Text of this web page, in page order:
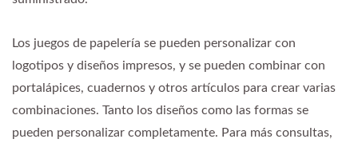
Los juegos de papelería se pueden personalizar con
logotipos y diseños impresos, y se pueden combinar con
portalápices, cuadernos y otros artículos para crear varias
combinaciones. Tanto los diseños como las formas se
pueden personalizar completamente. Para más consultas,